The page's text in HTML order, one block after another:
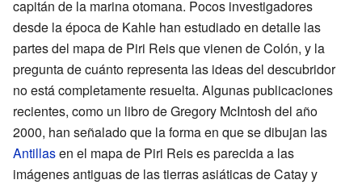
capitán de la marina otomana. Pocos investigadores
desde la época de Kahle han estudiado en detalle las
partes del mapa de Piri Reis que vienen de Colón, y la
pregunta de cuánto representa las ideas del descubridor
no está completamente resuelta. Algunas publicaciones
recientes, como un libro de Gregory McIntosh del año
2000, han señalado que la forma en que se dibujan las
Antillasen el mapa de Piri Reis es parecida a las
imágenes antiguas de las tierras asiáticas de Catay y